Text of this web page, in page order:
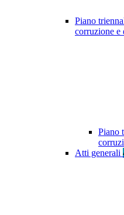
Piano
corruzione e
Piano
Atti generali